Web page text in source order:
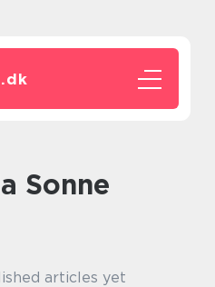
dk
Sonne
articles yet